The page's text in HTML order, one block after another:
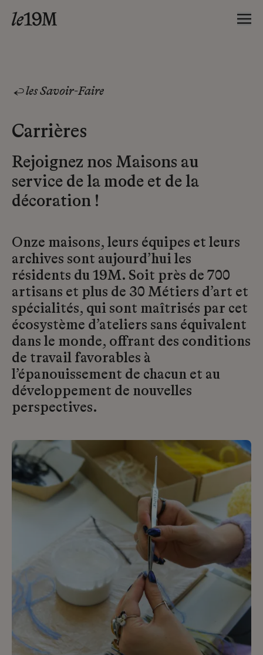
les Savoir-Faire
Carrières
Rejoignez nos Maisons au
service de la mode et de la
décoration !
Onze maisons, leurs équipes et leurs
archives sont aujourd’hui les
résidents du 19M. Soit près de 700
artisans et plus de 30 Métiers d’art et
spécialités, qui sont maîtrisés par cet
écosystème d’ateliers sans équivalent
dans le monde, offrant des conditions
de travail favorables à
l’épanouissement de chacun et au
développement de nouvelles
perspectives.